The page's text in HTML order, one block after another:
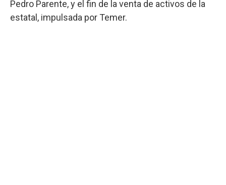
Pedro Parente, y el fin de la venta de activos de la
estatal, impulsada por Temer.